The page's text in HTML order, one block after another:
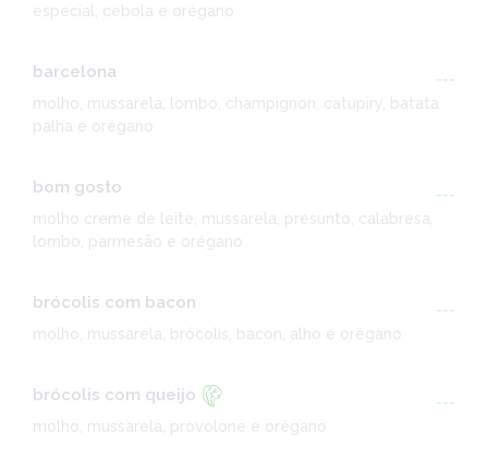
especial, cebola e orégano
barcelona
---
molho, mussarela, lombo, champignon, catupiry, batata
bom gosto
---
molho creme de leite, mussarela, presunto, calabresa,
brócolis com bacon
---
molho, mussarela, brócolis, bacon, alho e orégano
brócolis com queijo
---